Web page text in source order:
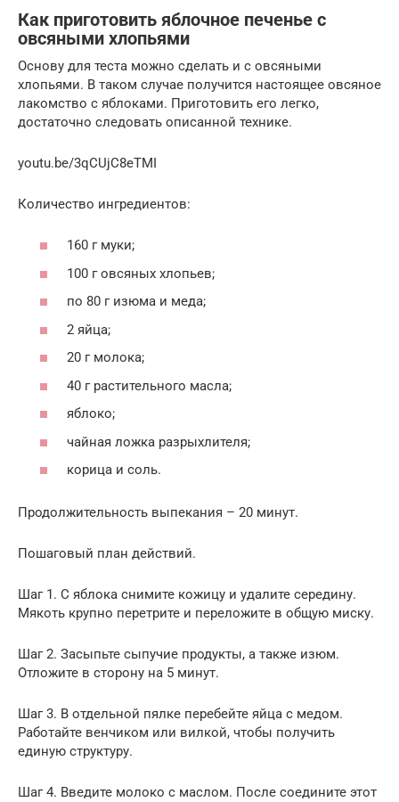
Как приготовить яблочное печенье с
овсяными хлопьями
Основу для теста можно сделать и с овсяными
хлопьями. В таком случае получится настоящее овсяное
лакомство с яблоками. Приготовить его легко,
достаточно следовать описанной технике.
youtu.be/3qCUjC8eTMI
Количество ингредиентов:
160 г муки;
100 г овсяных хлопьев;
по 80 г изюма и меда;
2 яйца;
20 г молока;
40 г растительного масла;
яблоко;
чайная ложка разрыхлителя;
корица и соль.
Продолжительность выпекания – 20 минут.
Пошаговый план действий.
Шаг 1. С яблока снимите кожицу и удалите середину.
Мякоть крупно перетрите и переложите в общую миску.
Шаг 2. Засыпьте сыпучие продукты, а также изюм.
Отложите в сторону на 5 минут.
Шаг 3. В отдельной пялке перебейте яйца с медом.
Работайте венчиком или вилкой, чтобы получить
единую структуру.
Шаг 4. Введите молоко с маслом. После соедините этот